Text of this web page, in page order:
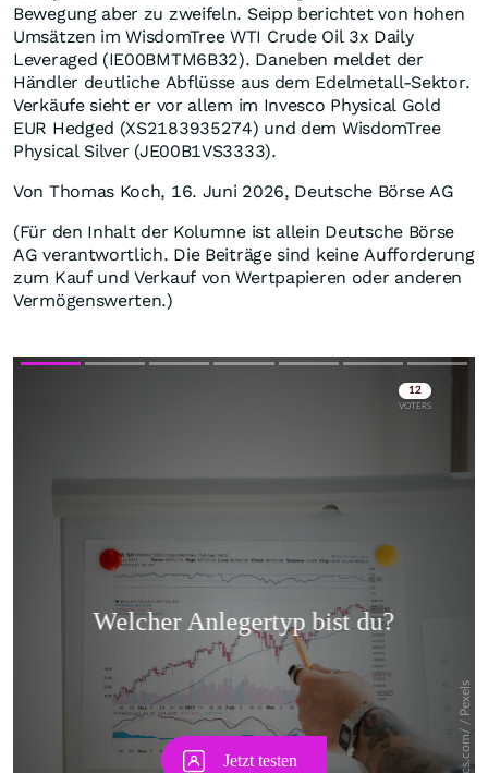
Bewegung aber zu zweifeln. Seipp berichtet von hohen
Umsätzen im WisdomTree WTI Crude Oil 3x Daily
Leveraged (IE00BMTM6B32). Daneben meldet der
Händler deutliche Abflüsse aus dem Edelmetall-Sektor.
Verkäufe sieht er vor allem im Invesco Physical Gold
EUR Hedged (XS2183935274) und dem WisdomTree
Physical Silver (JE00B1VS3333).
Von Thomas Koch, 16. Juni 2026, Deutsche Börse AG
(Für den Inhalt der Kolumne ist allein Deutsche Börse
AG verantwortlich. Die Beiträge sind keine Aufforderung
zum Kauf und Verkauf von Wertpapieren oder anderen
Vermögenswerten.)